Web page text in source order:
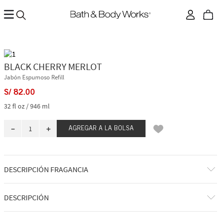
BLACK CHERRY MERLOT
Jabón Espumoso Refill
S/ 82.00
32 fl oz / 946 ml
＋
－ AGREGAR A LA BOLSA
DESCRIPCIÓN FRAGANCIA
DESCRIPCIÓN